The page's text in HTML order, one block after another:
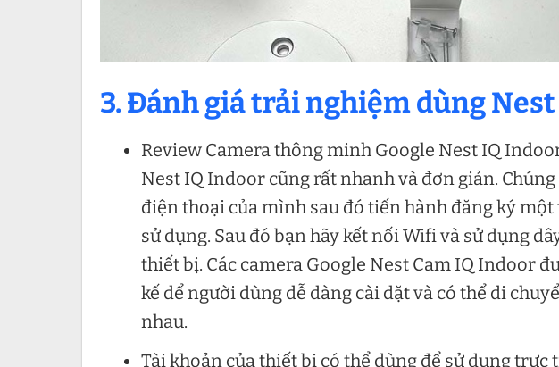
3. Đánh giá trải nghiệm dùng
Review Camera thông minh Google Nest IQ
Nest IQ Indoor cũng rất nhanh và đơn giản.
điện thoại của mình sau đó tiến hành đăng ký
sử dụng. Sau đó bạn hãy kết nối Wifi và sử dụng
thiết bị. Các camera Google Nest Cam IQ Indoor
kế để người dùng dễ dàng cài đặt và có thể di
nhau.
Tài khoản của thiết bị có thể dùng để sử dụng